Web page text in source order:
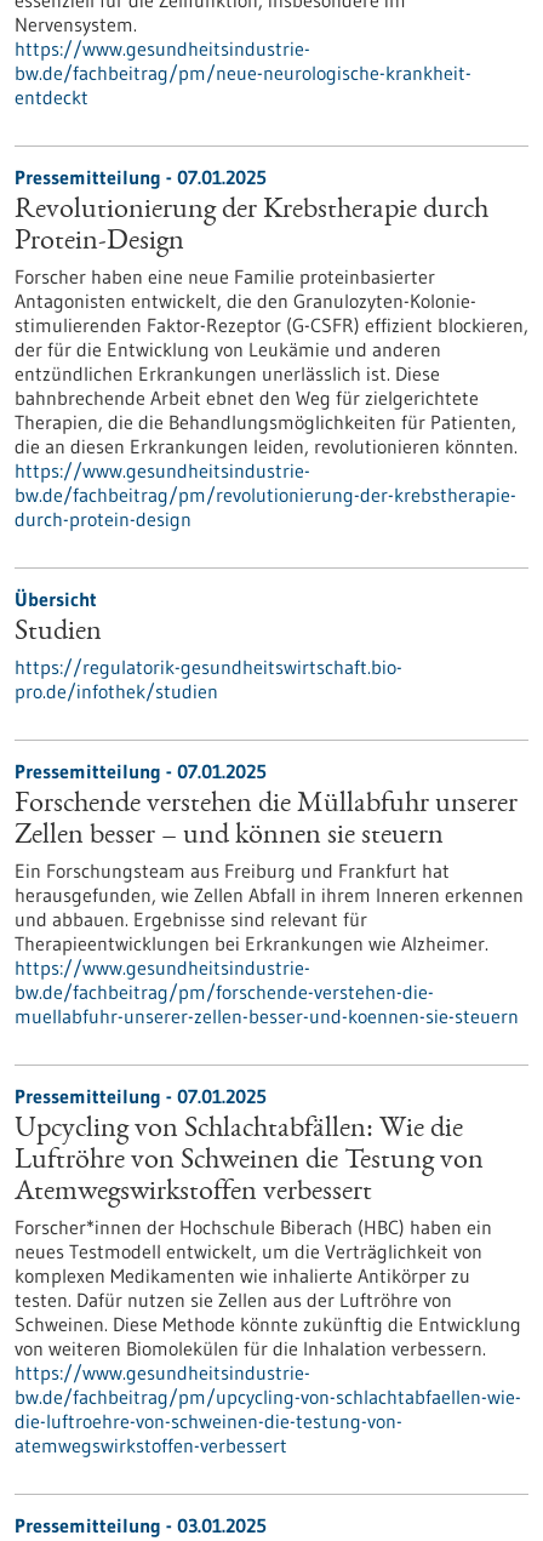
Nervensystem.
https://www.gesundheitsindustrie-
bw.de/fachbeitrag/pm/neue-neurologische-krankheit-
entdeckt
Pressemitteilung - 07.01.2025
Revolutionierung der Krebstherapie durch
Protein-Design
Forscher haben eine neue Familie proteinbasierter
Antagonisten entwickelt, die den Granulozyten-Kolonie-
stimulierenden Faktor-Rezeptor (G-CSFR) effizient blockieren,
der für die Entwicklung von Leukämie und anderen
entzündlichen Erkrankungen unerlässlich ist. Diese
bahnbrechende Arbeit ebnet den Weg für zielgerichtete
Therapien, die die Behandlungsmöglichkeiten für Patienten,
die an diesen Erkrankungen leiden, revolutionieren könnten.
https://www.gesundheitsindustrie-
bw.de/fachbeitrag/pm/revolutionierung-der-krebstherapie-
durch-protein-design
Übersicht
Studien
https://regulatorik-gesundheitswirtschaft.bio-
pro.de/infothek/studien
Pressemitteilung - 07.01.2025
Forschende verstehen die Müllabfuhr unserer
Zellen besser – und können sie steuern
Ein Forschungsteam aus Freiburg und Frankfurt hat
herausgefunden, wie Zellen Abfall in ihrem Inneren erkennen
und abbauen. Ergebnisse sind relevant für
Therapieentwicklungen bei Erkrankungen wie Alzheimer.
https://www.gesundheitsindustrie-
bw.de/fachbeitrag/pm/forschende-verstehen-die-
muellabfuhr-unserer-zellen-besser-und-koennen-sie-steuern
Pressemitteilung - 07.01.2025
Upcycling von Schlachtabfällen: Wie die
Luftröhre von Schweinen die Testung von
Atemwegswirkstoffen verbessert
Forscher*innen der Hochschule Biberach (HBC) haben ein
neues Testmodell entwickelt, um die Verträglichkeit von
komplexen Medikamenten wie inhalierte Antikörper zu
testen. Dafür nutzen sie Zellen aus der Luftröhre von
Schweinen. Diese Methode könnte zukünftig die Entwicklung
von weiteren Biomolekülen für die Inhalation verbessern.
https://www.gesundheitsindustrie-
bw.de/fachbeitrag/pm/upcycling-von-schlachtabfaellen-wie-
die-luftroehre-von-schweinen-die-testung-von-
atemwegswirkstoffen-verbessert
Pressemitteilung - 03.01.2025